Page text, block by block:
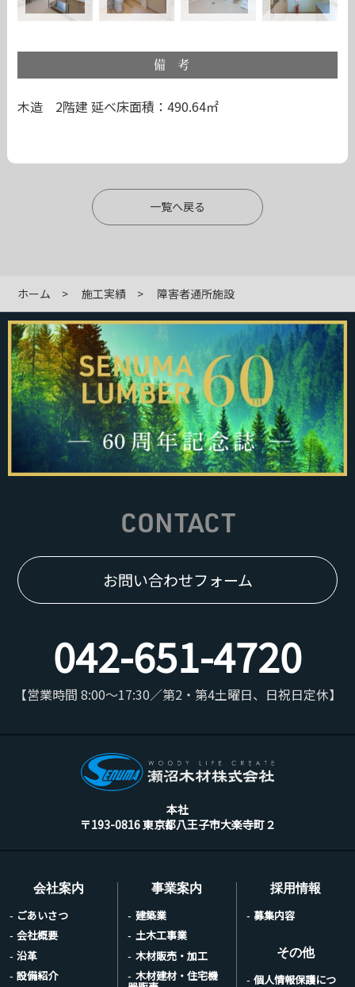
備考
木造 2階建延べ床面積：490.64㎡
一覧へ戻る
ホーム 施工実績 障害者通所施設
CONTACT
お問い合わせフォーム
042-651-4720
【営業時間 8:00～17:30／第2・第4土曜日、日祝日定休】
本社
〒193-0816 東京都八王子市大楽寺町２
会社案内
ごあいさつ
会社概要
沿革
設備紹介
事業案内
建築業
土木工事業
木材販売・加工
木材建材・住宅機
採用情報
募集内容
その他
個人情報保護につ